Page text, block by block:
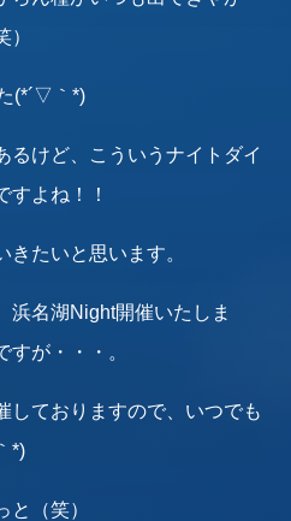
(*´▽｀*)
るけど、こういうナイトダイ
すよね！！
きたいと思います。
浜名湖Night開催いたしま
が・・・。
しておりますので、いつでも
*)
と（笑）